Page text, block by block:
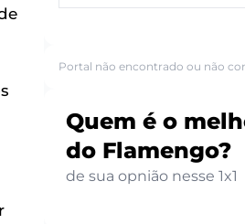
Portal não encontrado ou não
Quem é o
do Flamengo?
de sua opnião nesse 1x1